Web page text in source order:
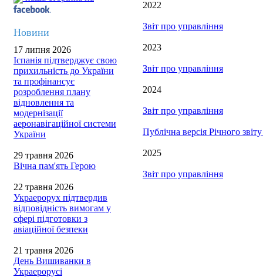
Новини
17 липня 2026
Іспанія підтверджує свою
прихильність до України
та профінансує
розроблення плану
відновлення та
модернізації
аеронавігаційної системи
України
29 травня 2026
Вічна пам'ять Герою
22 травня 2026
Украерорух підтвердив
відповідність вимогам у
сфері підготовки з
авіаційної безпеки
21 травня 2026
День Вишиванки в
Украерорусі
2022
Звіт про управління
2023
Звіт про управління
2024
Звіт про управління
Публічна версія Річного
2025
Звіт про управління